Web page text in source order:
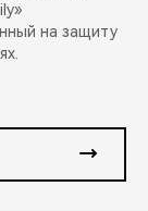
на защиту